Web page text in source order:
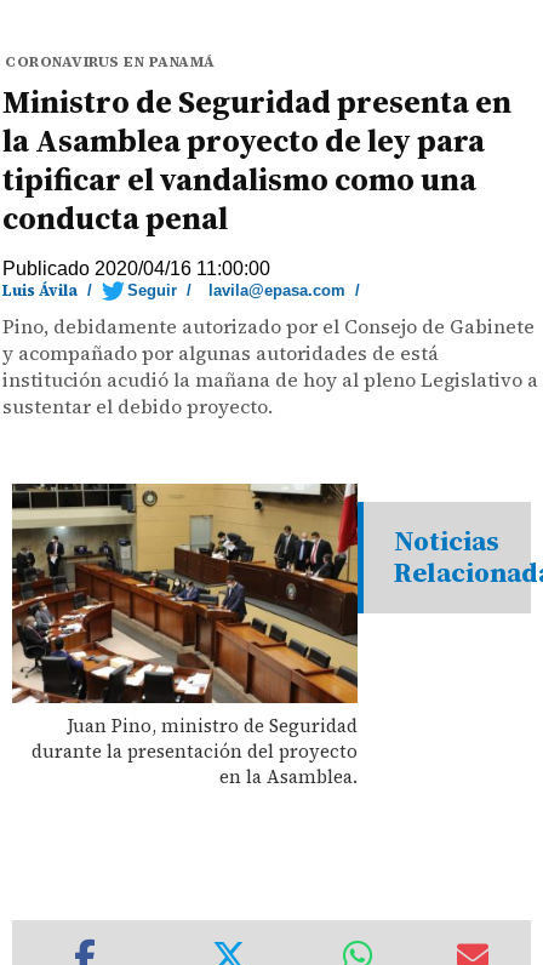
CORONAVIRUS EN PANAMÁ
Ministro de Seguridad presenta en
la Asamblea proyecto de ley para
tipificar el vandalismo como una
conducta penal
Publicado 2020/04/16 11:00:00
Luis Ávila / Seguir / lavila@epasa.com /
Pino, debidamente autorizado por el Consejo de Gabinete
y acompañado por algunas autoridades de está
institución acudió la mañana de hoy al pleno Legislativo a
sustentar el debido proyecto.
Juan Pino, ministro de Seguridad
durante la presentación del proyecto
en la Asamblea.
Noticias